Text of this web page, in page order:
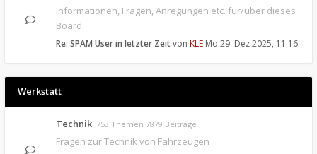
Informationen, Fragen, Anregungen etc. für/über dieses
Board
Re: SPAM User in letzter Zeitvon KLE Mo 29. Dez 2025, 11:16
Werkstatt
Technik 753 Themen 7879 Beiträge
Fragen zur Technik von Fahrzeugen